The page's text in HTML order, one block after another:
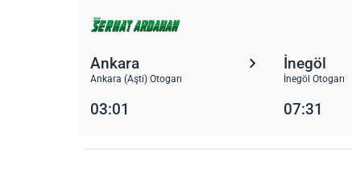
Ankara
Ankara (Aşti) Otogarı
İnegöl
İnegöl Otogarı
03:01 07:31